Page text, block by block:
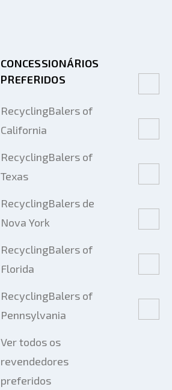
CONCESSIONÁRIOS
PREFERIDOS
RecyclingBalers of
California
RecyclingBalers of
Texas
RecyclingBalers de
Nova York
RecyclingBalers of
Florida
RecyclingBalers of
Pennsylvania
Ver todos os
revendedores
preferidos